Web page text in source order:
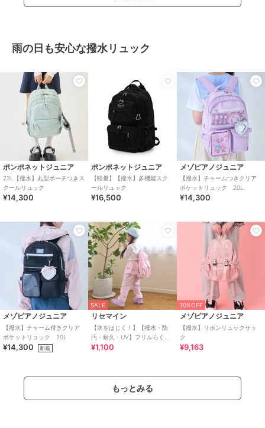
雨の日も安心な撥水リュック
ポンポネットジュニア
23L【撥水】丸型ポーチつきス
クールリュック
¥14,300
ポンポネットジュニア
【軽量】【撥水】多機能スク
ールリュック
¥16,500
メゾピアノジュニア
【撥水】チャームつきクリア
ポケットリュック 20L
¥14,300
メゾピアノジュニア
【撥水】チャーム付きクリア
ポケットリュック 20L
¥14,300 新着
SALE
リセマイン
【水をはじく！】【撥水・防
汚・耐久・UV】フリルらくら
くナップ【子供服】【キッ
¥1,100
30%OFF
メゾピアノジュニア
【撥水】リボンリュックサッ
ク
¥9,163
もっとみる